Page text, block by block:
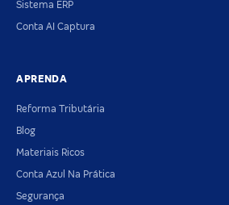
Sistema ERP
Conta AI Captura
APRENDA
Reforma Tributária
Blog
Materiais Ricos
Conta Azul Na Prática
Segurança